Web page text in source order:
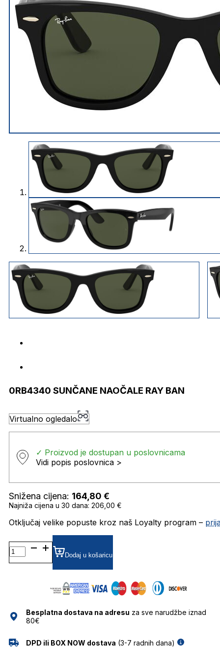
0RB4340 SUNČANE NAOČALE RAY BAN
Virtualno ogledalo
✓ Proizvod je dostupan u poslovnicama
Vidi popis poslovnica >
Snižena cijena: 164,80 €
Najniža cijena u 30 dana: 206,00 €
Otključaj velike popuste kroz naš Loyalty program –
0RB4340 SUNČANE
NAOČALE
RAY
Dodaj u košaricu
Besplatna dostava na adresu za sve narudžbe iznad
80€
DPD ili BOX NOW dostava (3-7 radnih dana)